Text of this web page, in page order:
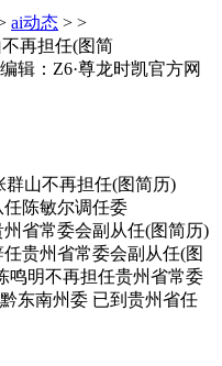
ai动态 > >
再担任(图简
辑：Z6·尊龙时凯官方网
山不再担任(图简历)
任陈敏尔调任委
州省常委会副从任(图简历)
贵州省常委会副从任(图
鸣明不再担任贵州省常委
东南州委 已到贵州省任